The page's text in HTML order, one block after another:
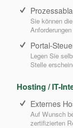
Sie können
Portal-
Legen Sie
Stelle
Hosting / IT-
Externes
Auf Wunsch
zertifizierten